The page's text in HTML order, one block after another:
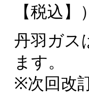
【税込】
丹羽ガス
ます。
※次回改